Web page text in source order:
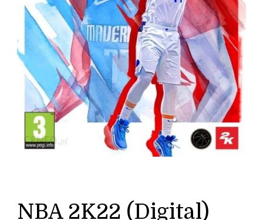
NBA 2K22 (Digital)